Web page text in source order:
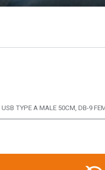
USB TYPE A MALE 50CM, DB-9